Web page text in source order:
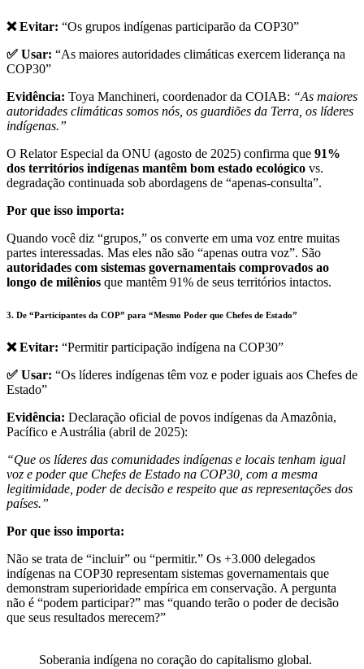
❌ Evitar: “Os grupos indígenas participarão da COP30”
✅ Usar: “As maiores autoridades climáticas exercem liderança na
COP30”
Evidência: Toya Manchineri, coordenador da COIAB: “As maiores
autoridades climáticas somos nós, os guardiões da Terra, os líderes
indígenas.”
O Relator Especial da ONU (agosto de 2025) confirma que 91%
dos territórios indígenas mantêm bom estado ecológico vs.
degradação continuada sob abordagens de “apenas-consulta”.
Por que isso importa:
Quando você diz “grupos,” os converte em uma voz entre muitas
partes interessadas. Mas eles não são “apenas outra voz”. São
autoridades com sistemas governamentais comprovados ao
longo de milênios que mantêm 91% de seus territórios intactos.
3. De “Participantes da COP” para “Mesmo Poder que Chefes de Estado”
❌ Evitar: “Permitir participação indígena na COP30”
✅ Usar: “Os líderes indígenas têm voz e poder iguais aos Chefes de
Estado”
Evidência: Declaração oficial de povos indígenas da Amazônia,
Pacífico e Austrália (abril de 2025):
“Que os líderes das comunidades indígenas e locais tenham igual
voz e poder que Chefes de Estado na COP30, com a mesma
legitimidade, poder de decisão e respeito que as representações dos
países.”
Por que isso importa:
Não se trata de “incluir” ou “permitir.” Os +3.000 delegados
indígenas na COP30 representam sistemas governamentais que
demonstram superioridade empírica em conservação. A pergunta
não é “podem participar?” mas “quando terão o poder de decisão
que seus resultados merecem?”
Soberania indígena no coração do capitalismo global.